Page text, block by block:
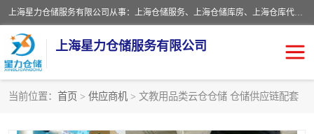
上海星力仓储服务有限公司从事：上海仓储服务、上海仓储库房、上海仓库代运营、上海仓库对外出租、上海仓库外包、上海三方仓储、上海电商仓储代发、上海电商代发货仓库、上海托管仓库、上海仓储配送。上海星力仓储服务有限公司现在拥有100个分仓、10万余平方的标准库房，精炼员工几百名，与几千家客户合作，公司已跻身上海仓储行业前列。欢迎来电咨询！
上海星力仓储服务有限公司
当前位置： 首页 > 供应商机 > 文教用品类云仓仓储 仓储供应链配套